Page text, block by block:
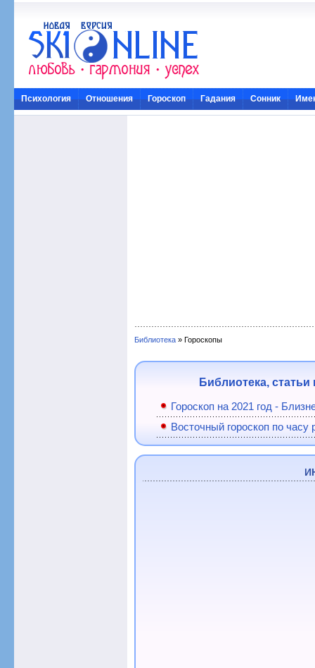
Психология Отношения Гороскоп Гадания Сонник
Библиотека » Гороскопы
Библиотека,
Гороскоп на 2021 год -
Восточный гороскоп по